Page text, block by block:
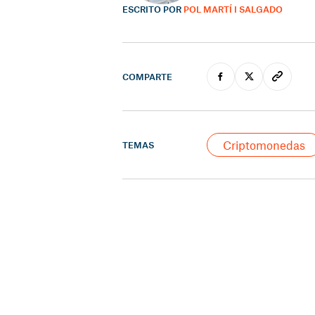
ESCRITO POR POL MARTÍ I SALGADO
COMPARTE
TEMAS Criptomonedas